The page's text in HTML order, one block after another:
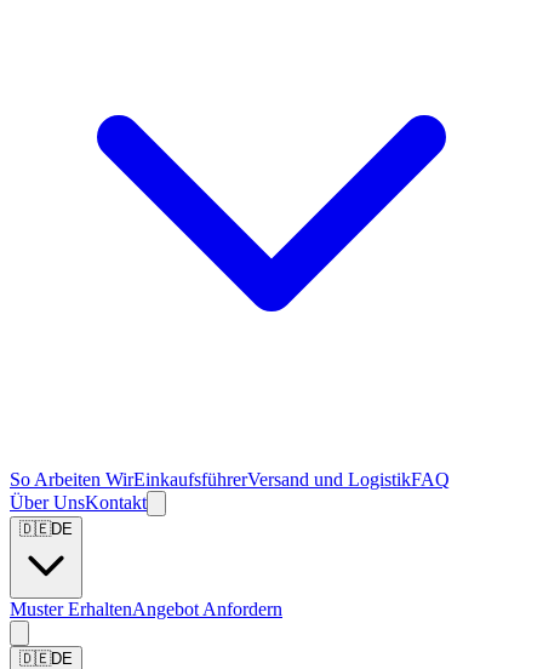
So Arbeiten WirEinkaufsführerVersand und LogistikFAQ
Über UnsKontakt
🇩🇪DE
Muster ErhaltenAngebot Anfordern
🇩🇪DE